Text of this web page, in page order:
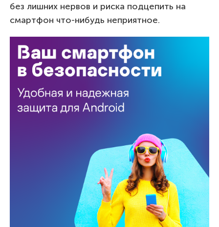
без лишних нервов и риска подцепить на
смартфон что-нибудь неприятное.